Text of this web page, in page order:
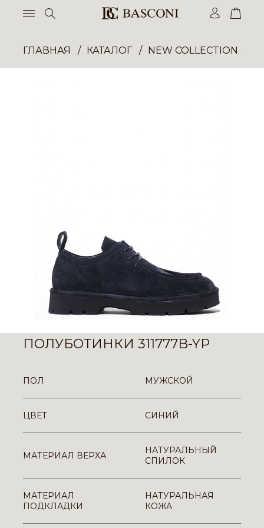
ГЛАВНАЯ КАТАЛОГ NEW COLLECTION
ПОЛУБОТИНКИ 311777B-YP
ПОЛ МУЖСКОЙ
ЦВЕТ СИНИЙ
МАТЕРИАЛ ВЕРХА
НАТУРАЛЬНЫЙ
СПИЛОК
МАТЕРИАЛ
ПОДКЛАДКИ
НАТУРАЛЬНАЯ
КОЖА